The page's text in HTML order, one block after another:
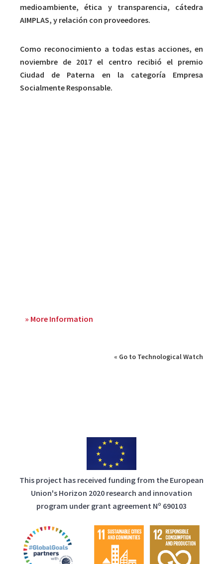
medioambiente, ética y transparencia, cátedra
AIMPLAS, y relación con proveedores.
Como reconocimiento a todas estas acciones, en
noviembre de 2017 el centro recibió el premio
Ciudad de Paterna en la categoría Empresa
Socialmente Responsable.
» More Information
« Go to Technological Watch
This project has received funding from the European
Union's Horizon 2020 research and innovation
program under grant agreement Nº 690103